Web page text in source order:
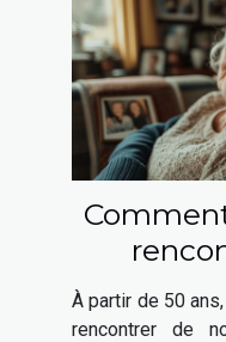
À partir de 50
rencontrer de